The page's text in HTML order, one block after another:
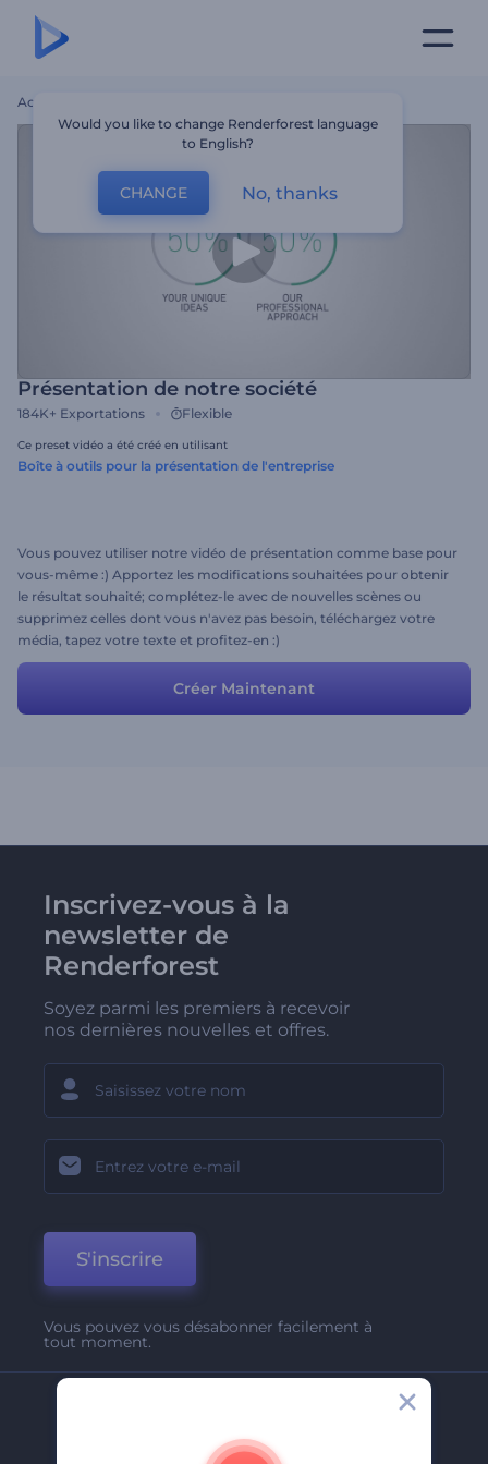
Accueil
Présentation de notre société
184K+ Exportations Flexible
Ce preset vidéo a été créé en utilisant
Boîte à outils pour la présentation de l'entreprise
Vous pouvez utiliser notre vidéo de présentation comme base pour
vous-même :) Apportez les modifications souhaitées pour obtenir
le résultat souhaité; complétez-le avec de nouvelles scènes ou
supprimez celles dont vous n'avez pas besoin, téléchargez votre
média, tapez votre texte et profitez-en :)
Créer Maintenant
Inscrivez-vous à la
newsletter de
Renderforest
Soyez parmi les premiers à recevoir
nos dernières nouvelles et offres.
S'inscrire
Vous pouvez vous désabonner facilement à
tout moment.
A Propos De Nous
Would you like to change Renderforest language
to English?
CHANGE No, thanks